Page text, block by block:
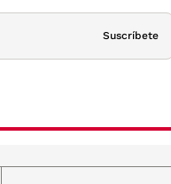
Suscríbete